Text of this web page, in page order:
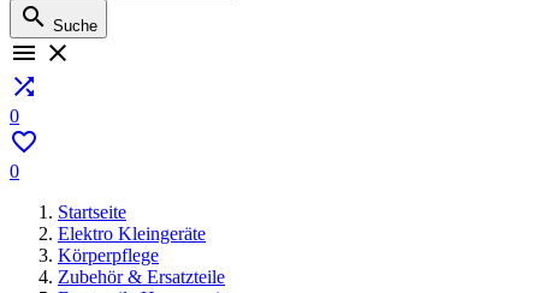
 Suche
 

0

0
Startseite
Elektro Kleingeräte
Körperpflege
Zubehör & Ersatzteile